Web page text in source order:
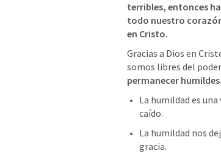
terribles, entonces
todo nuestro
en Cristo.
Gracias a Dios en
somos libres del
permanecer humildes.
La humildad es
caído.
La humildad nos
gracia.